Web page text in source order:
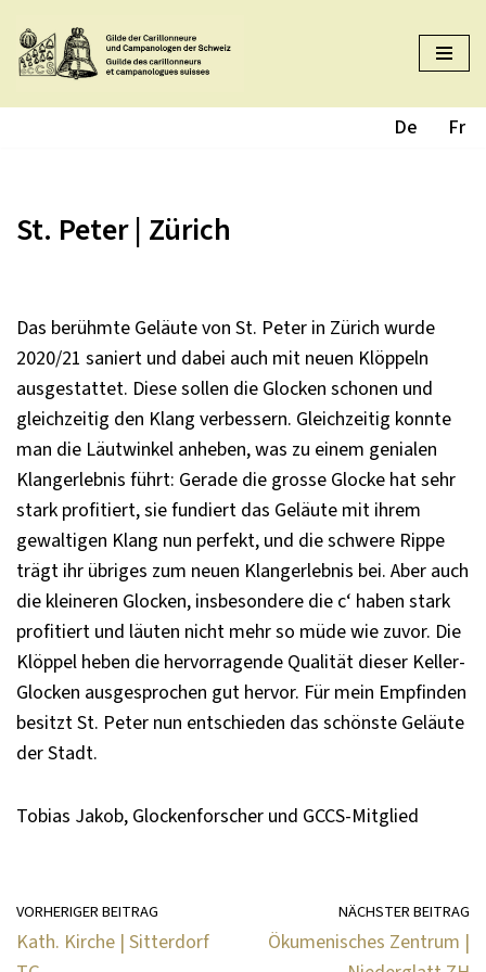
Zum
De Fr
St. Peter | Zürich
Das berühmte Geläute von St. Peter in Zürich wurde
2020/21 saniert und dabei auch mit neuen Klöppeln
ausgestattet. Diese sollen die Glocken schonen und
gleichzeitig den Klang verbessern. Gleichzeitig konnte
man die Läutwinkel anheben, was zu einem genialen
Klangerlebnis führt: Gerade die grosse Glocke hat sehr
stark profitiert, sie fundiert das Geläute mit ihrem
gewaltigen Klang nun perfekt, und die schwere Rippe
trägt ihr übriges zum neuen Klangerlebnis bei. Aber auch
die kleineren Glocken, insbesondere die c‘ haben stark
profitiert und läuten nicht mehr so müde wie zuvor. Die
Klöppel heben die hervorragende Qualität dieser Keller-
Glocken ausgesprochen gut hervor. Für mein Empfinden
besitzt St. Peter nun entschieden das schönste Geläute
der Stadt.
Tobias Jakob, Glockenforscher und GCCS-Mitglied
VORHERIGER BEITRAG
Kath. Kirche | Sitterdorf
NÄCHSTER BEITRAG
Ökumenisches Zentrum |